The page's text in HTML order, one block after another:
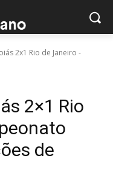
2x1 Rio de Janeiro -
2×1 Rio
de